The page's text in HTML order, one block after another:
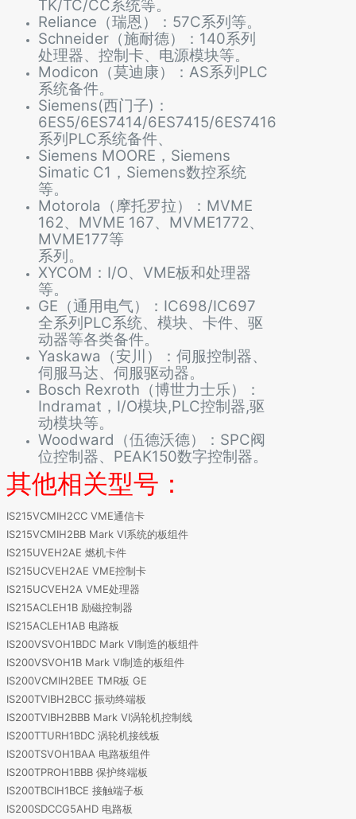
TK/TC/CC系统等。
Reliance（瑞恩）：57C系列等。
Schneider（施耐德）：140系列
处理器、控制卡、电源模块等。
Modicon（莫迪康）：AS系列PLC
系统备件。
Siemens(西门子)：
6ES5/6ES7414/6ES7415/6ES7416
系列PLC系统备件、
Siemens MOORE，Siemens
Simatic C1，Siemens数控系统
等。
Motorola（摩托罗拉）：MVME
162、MVME 167、MVME1772、
MVME177等
系列。
XYCOM：I/O、VME板和处理器
等。
GE（通用电气）：IC698/IC697
全系列PLC系统、模块、卡件、驱
动器等各类备件。
Yaskawa（安川）：伺服控制器、
伺服马达、伺服驱动器。
Bosch Rexroth（博世力士乐）：
Indramat，I/O模块,PLC控制器,驱
动模块等。
Woodward（伍德沃德）：SPC阀
位控制器、PEAK150数字控制器。
其他相关型号：
IS215VCMIH2CC VME通信卡
IS215VCMIH2BB Mark VI系统的板组件
IS215UVEH2AE 燃机卡件
IS215UCVEH2AE VME控制卡
IS215UCVEH2A VME处理器
IS215ACLEH1B 励磁控制器
IS215ACLEH1AB 电路板
IS200VSVOH1BDC Mark VI制造的板组件
IS200VSVOH1B Mark VI制造的板组件
IS200VCMIH2BEE TMR板 GE
IS200TVIBH2BCC 振动终端板
IS200TVIBH2BBB Mark VI涡轮机控制线
IS200TTURH1BDC 涡轮机接线板
IS200TSVOH1BAA 电路板组件
IS200TPROH1BBB 保护终端板
IS200TBCIH1BCE 接触端子板
IS200SDCCG5AHD 电路板